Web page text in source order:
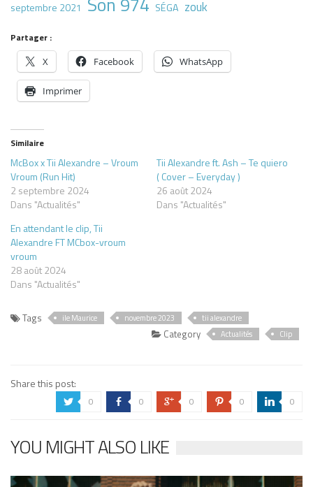
septembre 2021 SÉGA zouk
Partager :
X Facebook WhatsApp
Imprimer
Similaire
McBox x Tii Alexandre – Vroum
Vroum (Run Hit)
2 septembre 2024
Dans "Actualités"
Tii Alexandre ft. Ash – Te quiero
( Cover – Everyday )
26 août 2024
Dans "Actualités"
En attendant le clip, Tii
Alexandre FT MCbox-vroum
vroum
28 août 2024
Dans "Actualités"
Tags ile Maurice novembre 2023 tii alexandre
Category Actualités Clip
Share this post:
a 0 b 0 c 0 d 0 j 0
YOU MIGHT ALSO LIKE